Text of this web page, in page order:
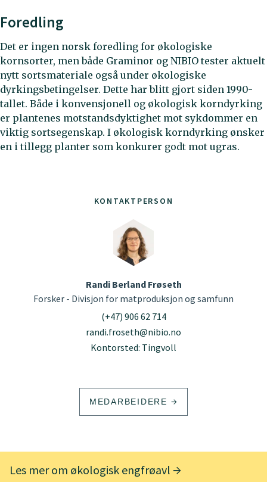
KONTAKTPERSON
Randi Berland Frøseth
Forsker - Divisjon for matproduksjon og samfunn
(+47) 906 62 714
randi.froseth@nibio.no
Kontorsted: Tingvoll
MEDARBEIDERE
Les mer om økologisk engfrøavl
Foredling
Det er ingen norsk foredling for økologiske
kornsorter, men både Graminor og NIBIO tester aktuelt
nytt sortsmateriale også under økologiske
dyrkingsbetingelser. Dette har blitt gjort siden 1990-
tallet. Både i konvensjonell og økologisk korndyrking
er plantenes motstandsdyktighet mot sykdommer en
viktig sortsegenskap. I økologisk korndyrking ønsker
en i tillegg planter som konkurer godt mot ugras.